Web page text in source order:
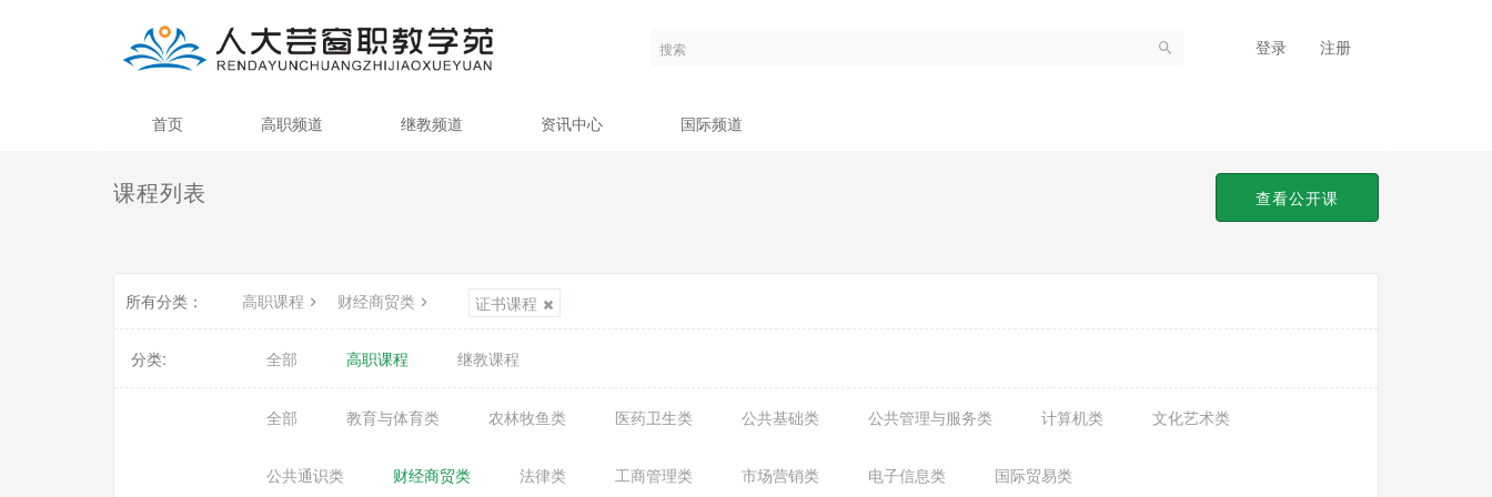
登录 注册
首页 高职频道 继教频道 资讯中心 国际频道
课程列表 查看公开课
所有分类： 高职课程 财经商贸类 证书课程
分类: 全部 高职课程 继教课程
全部 教育与体育类 农林牧鱼类 医药卫生类 公共基础类 公共管理与服务类 计算机类 文化艺术类
公共通识类 财经商贸类 法律类 工商管理类 市场营销类 电子信息类 国际贸易类